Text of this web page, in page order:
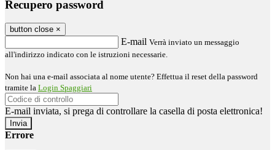
Recupero password
button close ×
E-mail Verrà inviato un messaggio
all'indirizzo indicato con le istruzioni necessarie.
Non hai una e-mail associata al nome utente? Effettua il reset della password
tramite la Login Spaggiari
E-mail inviata, si prega di controllare la casella di posta elettronica!
Errore